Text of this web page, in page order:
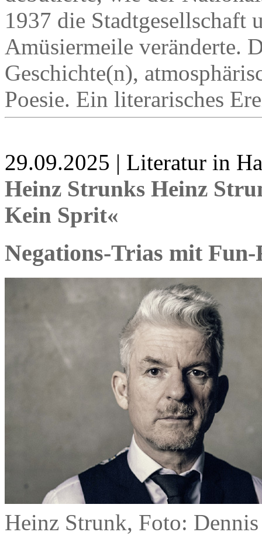
1937 die Stadtgesellschaft
Amüsiermeile veränderte.
Geschichte(n),
Poesie. Ein literarisches
29.09.2025 | Literatur in
Heinz Strunks Heinz
Kein Sprit«
Negations-Trias mit
Heinz Strunk, Foto: